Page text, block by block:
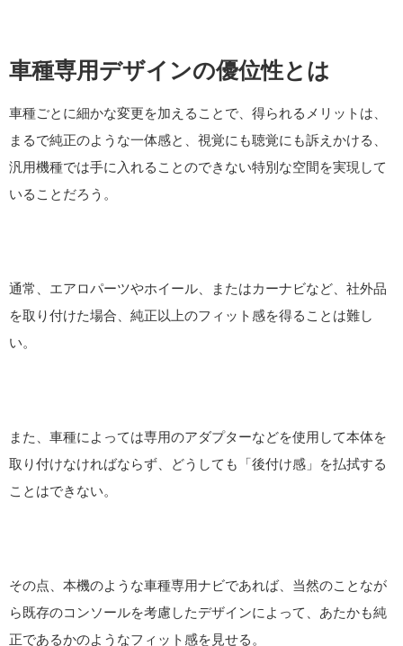
車種専用デザインの優位性とは
車種ごとに細かな変更を加えることで、得られるメリットは、
まるで純正のような一体感と、視覚にも聴覚にも訴えかける、
汎用機種では手に入れることのできない特別な空間を実現して
いることだろう。
通常、エアロパーツやホイール、またはカーナビなど、社外品
を取り付けた場合、純正以上のフィット感を得ることは難し
い。
また、車種によっては専用のアダプターなどを使用して本体を
取り付けなければならず、どうしても「後付け感」を払拭する
ことはできない。
その点、本機のような車種専用ナビであれば、当然のことなが
ら既存のコンソールを考慮したデザインによって、あたかも純
正であるかのようなフィット感を見せる。